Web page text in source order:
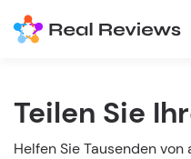
Teilen Sie
Helfen Sie Tausenden